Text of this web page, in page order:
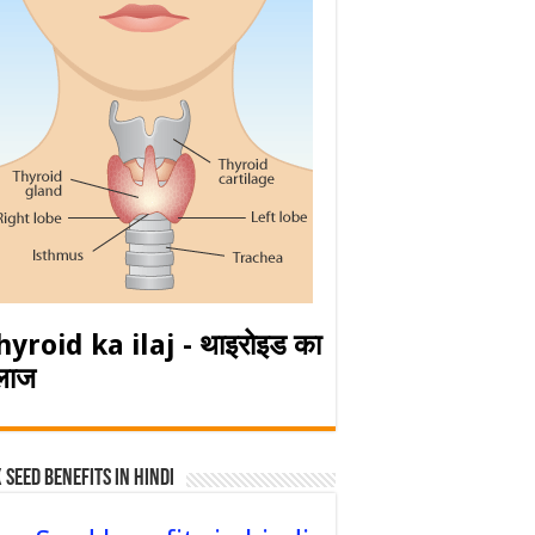
ka ilaj - थाइरोइड का
Seed Benefits in hindi